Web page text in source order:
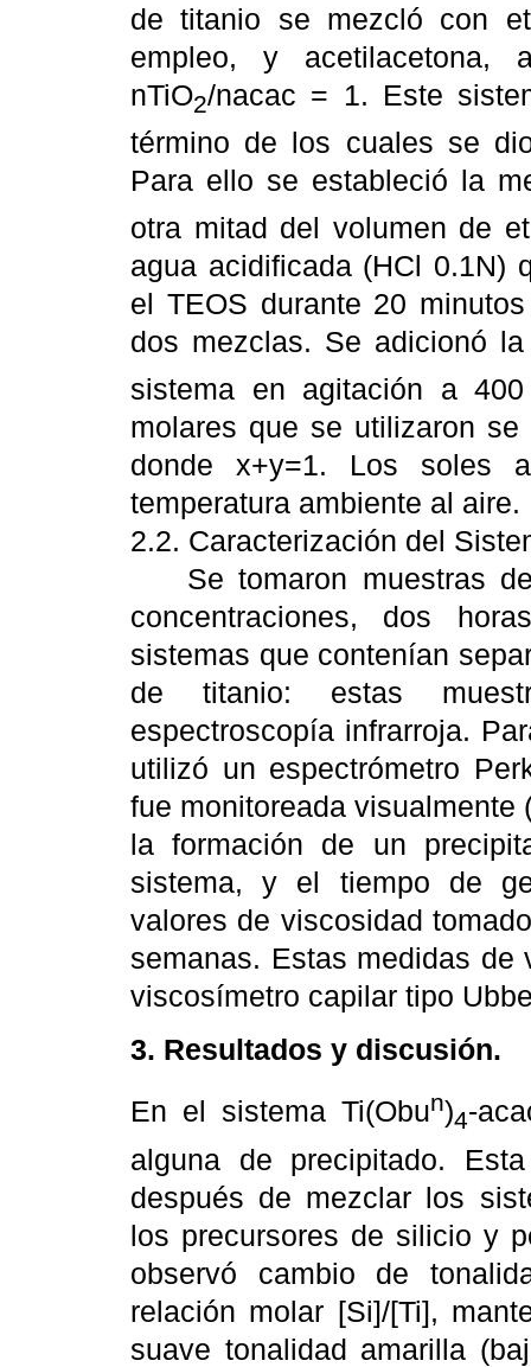
de titanio se mezcló con
empleo, y
nTiO2/nacac = 1. Este
término de los cuales se
Para ello se estableció la
otra mitad del volumen de
agua acidificada (HCl 0.1N)
el TEOS durante 20
dos mezclas. Se adicionó
sistema en agitación a
molares que se utilizaron
donde x+y=1. Los soles
temperatura ambiente al aire.
2.2. Caracterización del
Se tomaron muestras de
concentraciones, dos
sistemas que contenían
de titanio: estas
espectroscopía infrarroja.
utilizó un espectrómetro
fue monitoreada visualmente
la formación de un
sistema, y el tiempo de
valores de viscosidad
semanas. Estas medidas de
viscosímetro capilar tipo
3. Resultados y discusión.
En el sistema Ti(Obun)4-
alguna de precipitado.
después de mezclar los
los precursores de silicio y
observó cambio de
relación molar [Si]/[Ti],
suave tonalidad amarilla